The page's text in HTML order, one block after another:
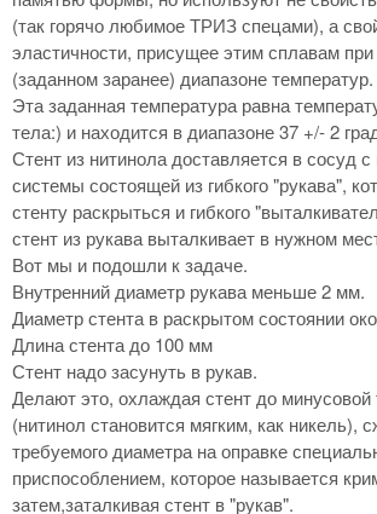
(так горячо любимое ТРИЗ спецами), а
эластичности, присущее этим сплавам
(заданном заранее) диапазоне температур.
Эта заданная температура равна
тела:) и находится в диапазоне 37 +/- 2
Стент из нитинола доставляется в сосуд
системы состоящей из гибкого "рукава",
стенту раскрыться и гибкого
стент из рукава выталкивает в нужном
Вот мы и подошли к задаче.
Внутренний диаметр рукава меньше 2 мм.
Диаметр стента в раскрытом состоянии
Длина стента до 100 мм
Стент надо засунуть в рукав.
Делают это, охлаждая стент до минусовой
(нитинол становится мягким, как никель),
требуемого диаметра на оправке
приспособлением, которое называется
затем,заталкивая стент в "рукав".